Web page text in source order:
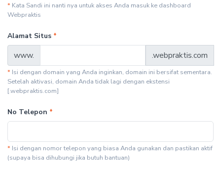
* Kata Sandi ini nanti nya untuk akses Anda masuk ke dashboard
Webpraktis
Alamat Situs *
www. .webpraktis.com
* Isi dengan domain yang Anda inginkan, domain ini bersifat sementara.
Setelah aktivasi, domain Anda tidak lagi dengan ekstensi
[.webpraktis.com]
No Telepon *
* Isi dengan nomor telepon yang biasa Anda gunakan dan pastikan aktif
(supaya bisa dihubungi jika butuh bantuan)